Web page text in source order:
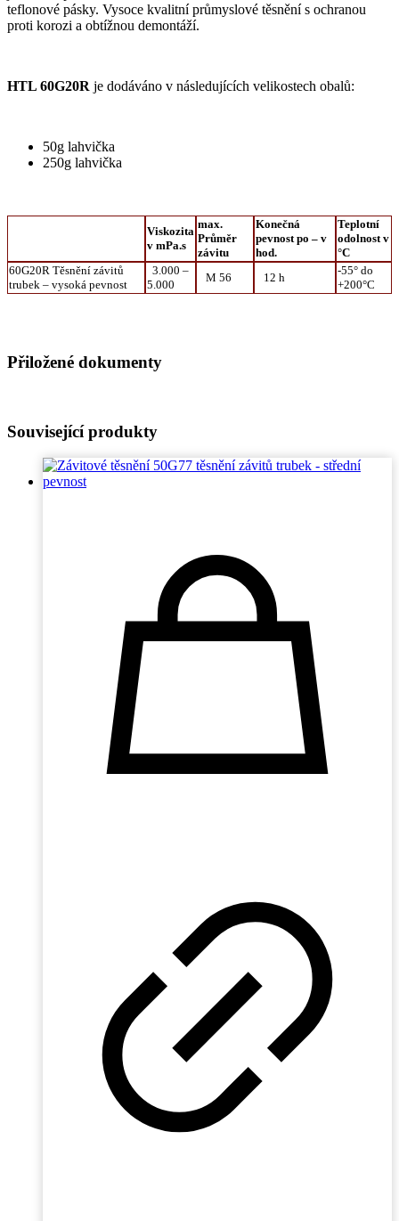
teflonové pásky. Vysoce kvalitní průmyslové těsnění s ochranou
proti korozi a obtížnou demontáží.
HTL 60G20R je dodáváno v následujících velikostech obalů:
50g lahvička
250g lahvička
Viskozita
v mPa.s
max.
Průměr
závitu
Konečná
pevnost po – v
hod.
Teplotní
odolnost v
°C
60G20R Těsnění závitů
trubek – vysoká pevnost
3.000 –
5.000
M 56 12 h
-55° do
+200°C
Přiložené dokumenty
Související produkty